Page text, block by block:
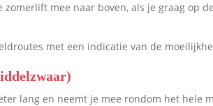
zomerlift mee naar boven, als je graag op
met een indicatie van de
lang en neemt je mee rondom het hele